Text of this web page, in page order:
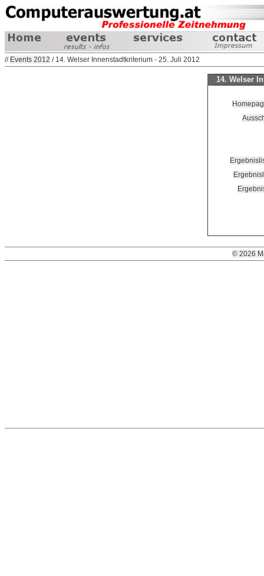
// Events 2012 / 14. Welser Innenstadtkriterium - 25. Juli 2012
14. Welser
© 2026